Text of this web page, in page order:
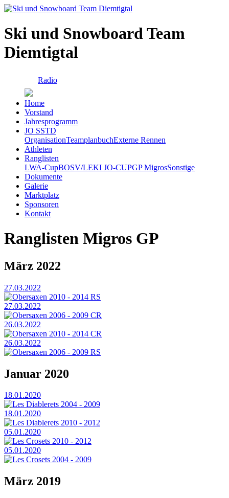
Ski und Snowboard Team
Diemtigtal
Radio
Home
Vorstand
Jahresprogramm
JO SSTD
OrganisationTeamplanbuchExterne Rennen
Athleten
Ranglisten
LWA-CupBOSV/LEKI JO-CUPGP MigrosSonstige
Dokumente
Galerie
Marktplatz
Sponsoren
Kontakt
Ranglisten Migros GP
März 2022
27.03.2022
Obersaxen 2010 - 2014 RS
27.03.2022
Obersaxen 2006 - 2009 CR
26.03.2022
Obersaxen 2010 - 2014 CR
26.03.2022
Obersaxen 2006 - 2009 RS
Januar 2020
18.01.2020
Les Diablerets 2004 - 2009
18.01.2020
Les Diablerets 2010 - 2012
05.01.2020
Les Crosets 2010 - 2012
05.01.2020
Les Crosets 2004 - 2009
März 2019